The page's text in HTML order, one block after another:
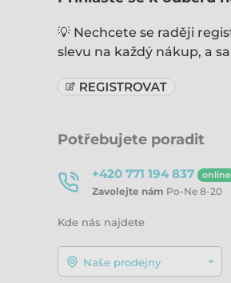
💡 Nechcete se raději
slevu na každý nákup, a
Potřebujete poradit
+420 771 194 837 online
Zavolejte nám Po-Ne 8-20
Kde nás najdete
Naše prodejny